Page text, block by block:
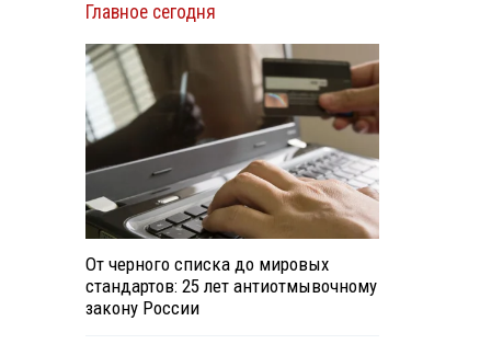
Главное сегодня
От черного списка до мировых
стандартов: 25 лет антиотмывочному
закону России